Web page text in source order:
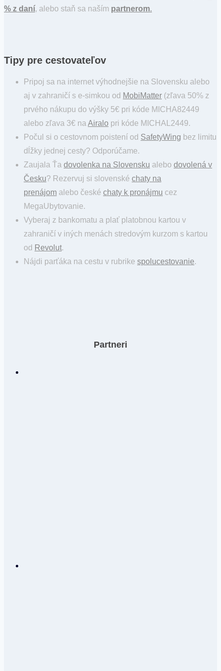
% z daní, alebo staň sa naším partnerom.
Tipy pre cestovateľov
Pripoj sa na internet výhodnejšie na Slovensku alebo
aj v zahraničí s e-simkou od MobiMatter (zľava 50% z
prvého nákupu do výšky 5€ pri kóde MICHA82449
alebo zľava 3€ na Airalo pri kóde MICHAL2449.
Počul si o cestovnom poistení od SafetyWing bez limitu
dĺžky jednej cesty? Odporúčame.
Zaujala Ťa dovolenka na Slovensku alebo dovolená v
Česku? Rezervuj si slovenské chaty na
prenájom alebo české chaty k pronájmu cez
MegaUbytovanie.
Vyberaj z bankomatu a plať platobnou kartou v
zahraničí v iných menách stredovým kurzom s kartou
od Revolut.
Nájdi parťáka na cestu v rubrike spolucestovanie.
Partneri